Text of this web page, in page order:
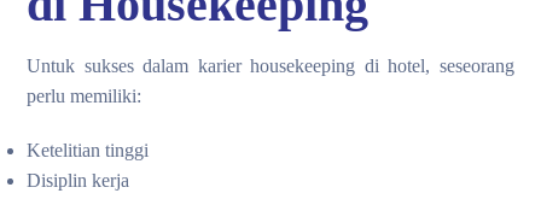
Untuk sukses dalam karier housekeeping di hotel, seseorang
perlu memiliki:
Ketelitian tinggi
Disiplin kerja